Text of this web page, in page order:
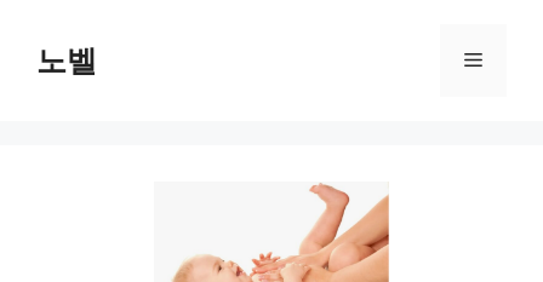
노벨 메